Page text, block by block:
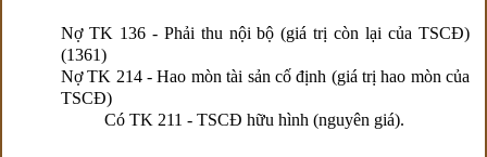
Nợ TK 136 - Phải thu nội bộ (giá trị còn lại của TSCĐ)
(1361)
Nợ TK 214 - Hao mòn tài sản cố định (giá trị hao mòn của
TSCĐ)
Có TK 211 - TSCĐ hữu hình (nguyên giá).